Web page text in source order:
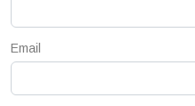
Email